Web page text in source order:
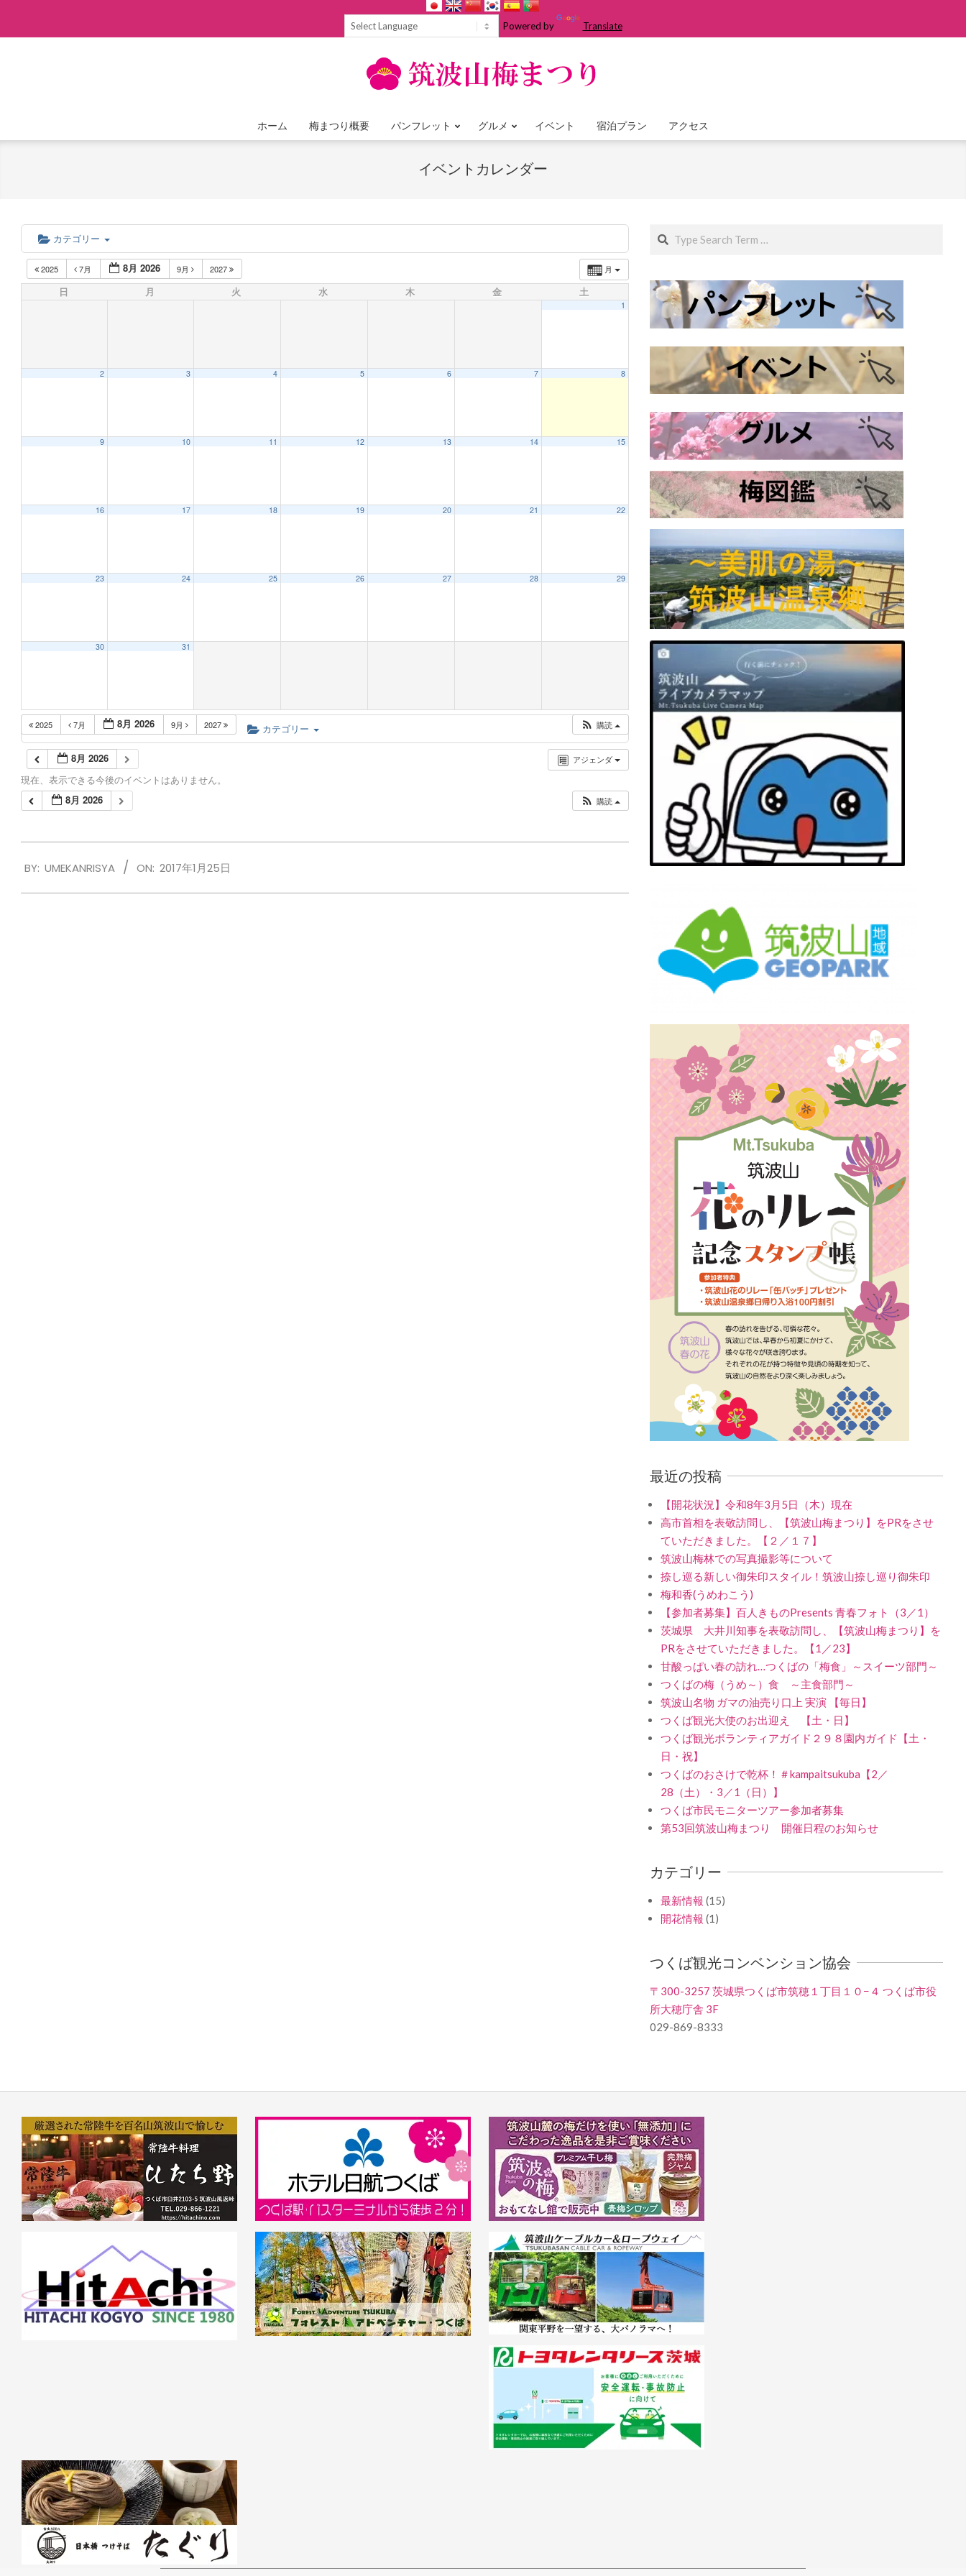
Powered by Translate
Primary
Menu
ホーム 梅まつり概要 パンフレット グルメ イベント 宿泊プラン アクセス
イベントカレンダー
カテゴリー
月
2025 7月 8月 2026 9月 2027
日 月 火 水 木 金 土
1
2 3 4 5 6 7 8
9 10 11 12 13 14 15
16 17 18 19 20 21 22
23 24 25 26 27 28 29
30 31
2025 7月 8月 2026 9月 2027 購読
カテゴリー
アジェンダ
8月 2026
現在、表示できる今後のイベントはありません。
8月 2026
購読
01-
BY: UMEKANRISYA ON: 2017年1月25日
Search
最近の投稿
【開花状況】令和8年3月5日（木）現在
高市首相を表敬訪問し、【筑波山梅まつり】をPRをさせ
ていただきました。【２／１７】
筑波山梅林での写真撮影等について
捺し巡る新しい御朱印スタイル！筑波山捺し巡り御朱印
梅和香(うめわこう)
【参加者募集】百人きものPresents 青春フォト（3／1）
茨城県 大井川知事を表敬訪問し、【筑波山梅まつり】を
PRをさせていただきました。【1／23】
甘酸っぱい春の訪れ…つくばの「梅食」～スイーツ部門～
つくばの梅（うめ～）食 ～主食部門～
筑波山名物 ガマの油売り口上 実演 【毎日】
つくば観光大使のお出迎え 【土・日】
つくば観光ボランティアガイド２９８園内ガイド【土・
日・祝】
つくばのおさけで乾杯！＃kampaitsukuba【2／
28（土）・3／1（日）】
つくば市民モニターツアー参加者募集
第53回筑波山梅まつり 開催日程のお知らせ
カテゴリー
最新情報 (15)
開花情報 (1)
つくば観光コンベンション協会
〒300-3257 茨城県つくば市筑穂１丁目１０−４ つくば市役
所大穂庁舎 3F
029-869-8333